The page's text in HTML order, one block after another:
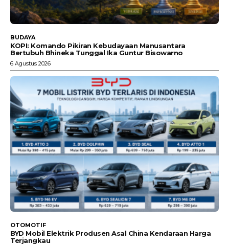
BUDAYA
KOPI: Komando Pikiran Kebudayaan Manusantara
Bertubuh Bhineka Tunggal Ika Guntur Bisowarno
6 Agustus 2026
OTOMOTIF
BYD Mobil Elektrik Produsen Asal China Kendaraan Harga
Terjangkau